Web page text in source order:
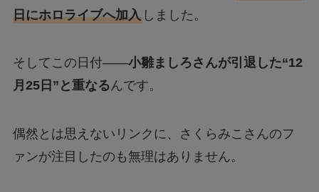
日にホロライブへ加入しました。
そしてこの日付――小雛ましろさんが引退した“12
月25日”と重なるんです。
偶然とは思えないリンクに、さくらみこさんのフ
ァンが注目したのも無理はありません。